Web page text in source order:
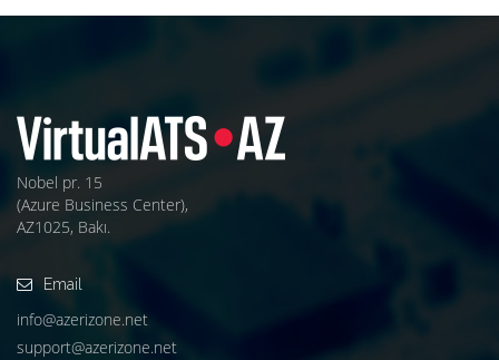
Nobel pr. 15
(Azure Business Center),
AZ1025, Bakı.
Email
info@azerizone.net
support@azerizone.net